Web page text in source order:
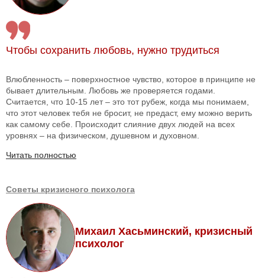
Чтобы сохранить любовь, нужно трудиться
Влюбленность – поверхностное чувство, которое в принципе не
бывает длительным. Любовь же проверяется годами.
Считается, что 10-15 лет – это тот рубеж, когда мы понимаем,
что этот человек тебя не бросит, не предаст, ему можно верить
как самому себе. Происходит слияние двух людей на всех
уровнях – на физическом, душевном и духовном.
Читать полностью
Советы кризисного психолога
Михаил Хасьминский, кризисный
психолог